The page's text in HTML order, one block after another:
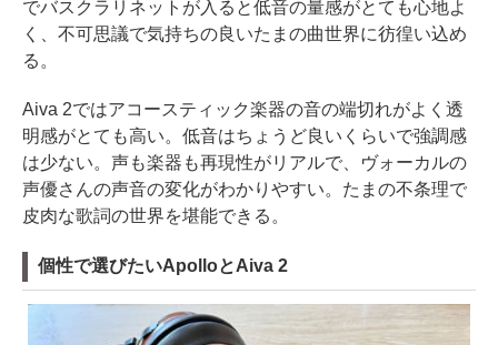
でバスクラリネットが入ると低音の量感がとても心地よ
く、不可思議で気持ちの良いたまの曲世界に彷徨い込め
る。
Aiva 2ではアコースティック楽器の音の端切れがよく透
明感がとても高い。低音はちょうど良いくらいで強調感
は少ない。声も楽器も再現性がリアルで、ヴォーカルの
声優さんの声音の変化がわかりやすい。たまの不条理で
皮肉な歌詞の世界を堪能できる。
個性で選びたいApolloとAiva 2